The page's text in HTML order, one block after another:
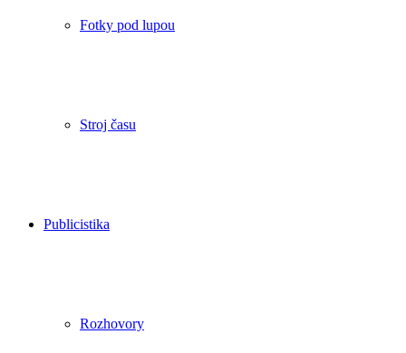
Fotky pod lupou
Stroj času
Publicistika
Rozhovory